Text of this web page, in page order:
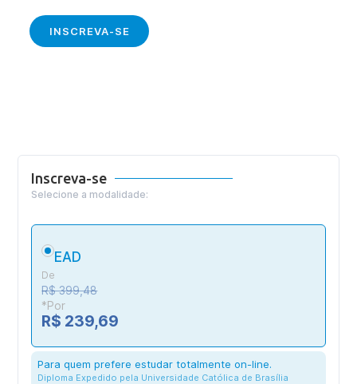
INSCREVA-SE
Inscreva-se
Selecione a modalidade:
EAD
De
R$ 399,48
*Por
R$ 239,69
Para quem prefere estudar totalmente on-line.
Diploma Expedido pela Universidade Católica de Brasília